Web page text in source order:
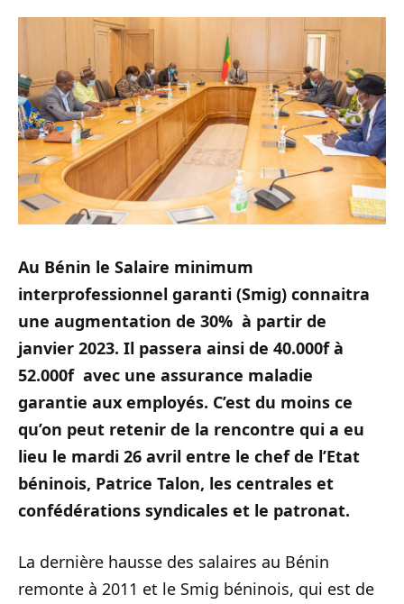
Au Bénin le Salaire minimum
interprofessionnel garanti (Smig) connaitra
une augmentation de 30% à partir de
janvier 2023. Il passera ainsi de 40.000f à
52.000f avec une assurance maladie
garantie aux employés. C’est du moins ce
qu’on peut retenir de la rencontre qui a eu
lieu le mardi 26 avril entre le chef de l’Etat
béninois, Patrice Talon, les centrales et
confédérations syndicales et le patronat.
La dernière hausse des salaires au Bénin
remonte à 2011 et le Smig béninois, qui est de